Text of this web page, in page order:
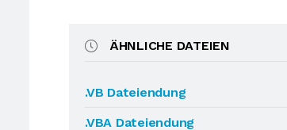
ÄHNLICHE DATEIEN
.VB Dateiendung
.VBA Dateiendung